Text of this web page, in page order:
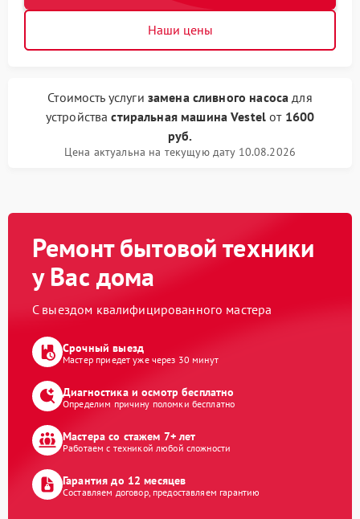
Наши цены
Стоимость услуги замена сливного насоса для
устройствастиральная машина Vestel от 1600
руб.
Цена актуальна на текущую дату 10.08.2026
Ремонт бытовой техники
у Вас дома
С выездом квалифицированного мастера
Срочный выезд
Мастер приедет уже через 30 минут
Диагностика и осмотр бесплатно
Определим причину поломки бесплатно
Мастера со стажем 7+ лет
Работаем с техникой любой сложности
Гарантия до 12 месяцев
Составляем договор, предоставляем гарантию